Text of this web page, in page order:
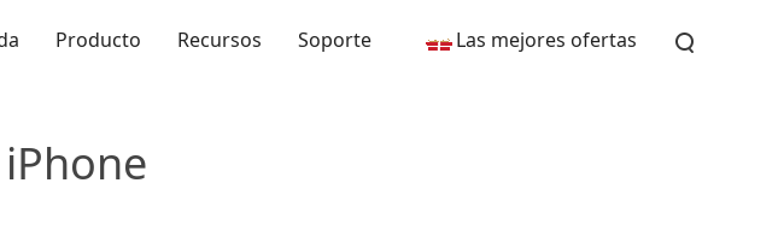
Producto Recursos Soporte Las mejores ofertas